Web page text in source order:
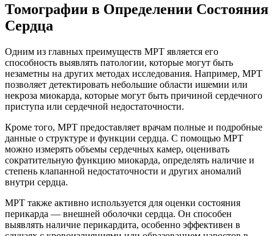
Томографии в Определении Состояния
Сердца
Одним из главных преимуществ МРТ является его
способность выявлять патологии, которые могут быть
незаметны на других методах исследования. Например, МРТ
позволяет детектировать небольшие области ишемии или
некроза миокарда, которые могут быть причиной сердечного
приступа или сердечной недостаточности.
Кроме того, МРТ предоставляет врачам полные и подробные
данные о структуре и функции сердца. С помощью МРТ
можно измерять объемы сердечных камер, оценивать
сократительную функцию миокарда, определять наличие и
степень клапанной недостаточности и других аномалий
внутри сердца.
МРТ также активно используется для оценки состояния
перикарда — внешней оболочки сердца. Он способен
выявлять наличие перикардита, особенно эффективен в